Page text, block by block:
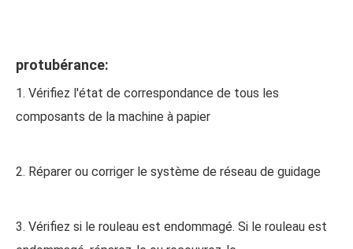
protubérance:
1. Vérifiez l'état de correspondance de tous les
composants de la machine à papier
2. Réparer ou corriger le système de réseau de guidage
3. Vérifiez si le rouleau est endommagé. Si le rouleau est